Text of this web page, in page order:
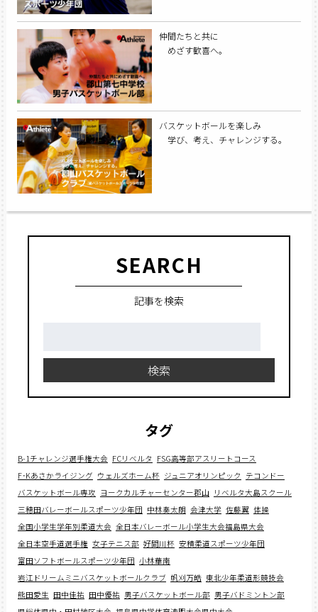
仲間たちと共に
めざす歓喜へ。
バスケットボールを楽しみ
学び、考え、チャレンジする。
SEARCH
記事を検索
検索
タグ
B-1チャレンジ選手権大会 FCリベルタ FSG高等部アスリートコース
F･Kあさかライジング ウェルズホーム杯 ジュニアオリンピック テコンドー
バスケットボール専攻 ヨークカルチャーセンター郡山 リベルタ大島スクール
三穂田バレーボールスポーツ少年団 中林奏太朗 会津大学 佐藤翼 体操
全国小学生学年別柔道大会 全日本バレーボール小学生大会福島県大会
全日本空手道選手権 女子テニス部 好間川杯 安積柔道スポーツ少年団
富田ソフトボールスポーツ少年団 小林華南
岩江ドリームミニバスケットボールクラブ 帆刈万皓 東北少年柔道形競技会
熊田愛生 田中佳祐 田中優祐 男子バスケットボール部 男子バドミントン部